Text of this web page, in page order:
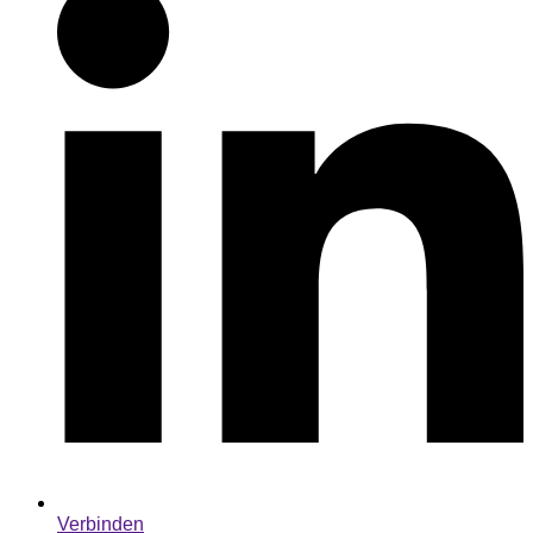
Verbinden